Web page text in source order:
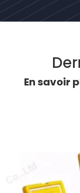
En savoir